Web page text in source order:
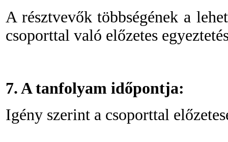
A résztvevők többségének a
csoporttal való előzetes
7. A tanfolyam időpontja:
Igény szerint a csoporttal